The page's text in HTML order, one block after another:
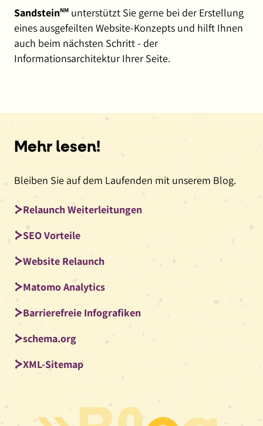
SandsteinNM unterstützt Sie gerne bei der Erstellung
eines ausgefeilten Website-Konzepts und hilft Ihnen
auch beim nächsten Schritt - der
Informationsarchitektur Ihrer Seite.
Mehr lesen!
Bleiben Sie auf dem Laufenden mit unserem Blog.
Relaunch Weiterleitungen
SEO Vorteile
Website Relaunch
Matomo Analytics
Barrierefreie Infografiken
schema.org
XML-Sitemap